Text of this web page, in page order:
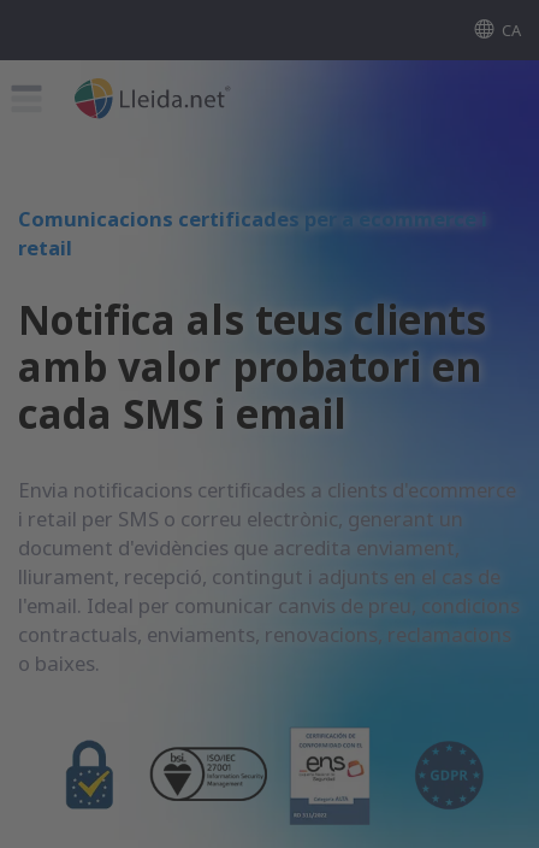
CA
Comunicacions certificades per a ecommerce i
retail
Notifica als teus clients
amb valor probatori en
cada SMS i email
Envia notificacions certificades a clients d'ecommerce
i retail per SMS o correu electrònic, generant un
document d'evidències que acredita enviament,
lliurament, recepció, contingut i adjunts en el cas de
l'email. Ideal per comunicar canvis de preu, condicions
contractuals, enviaments, renovacions, reclamacions
o baixes.